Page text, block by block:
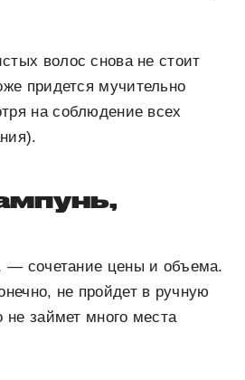
волос снова не стоит
придется мучительно
на соблюдение всех
— сочетание цены и объема.
не пройдет в ручную
не займет много места